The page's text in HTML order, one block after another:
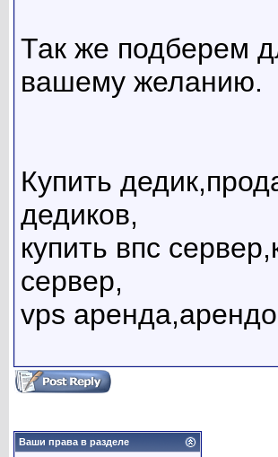
Так же подберем
вашему желанию.
Купить
дедиков,
купить впс
сервер,
vps
Ваши права в разделе